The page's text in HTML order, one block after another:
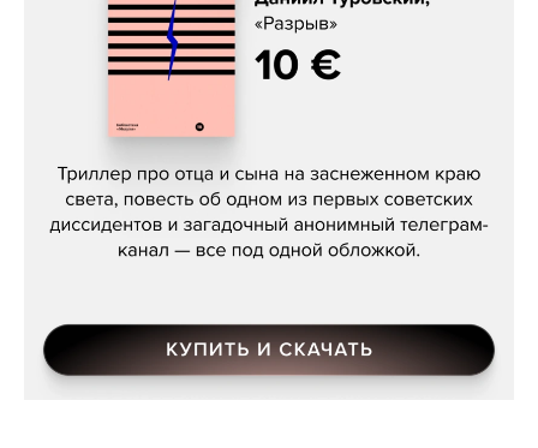
Даниил Туровский, «Разрыв»